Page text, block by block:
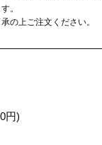
。
の上ご注文ください。
円)